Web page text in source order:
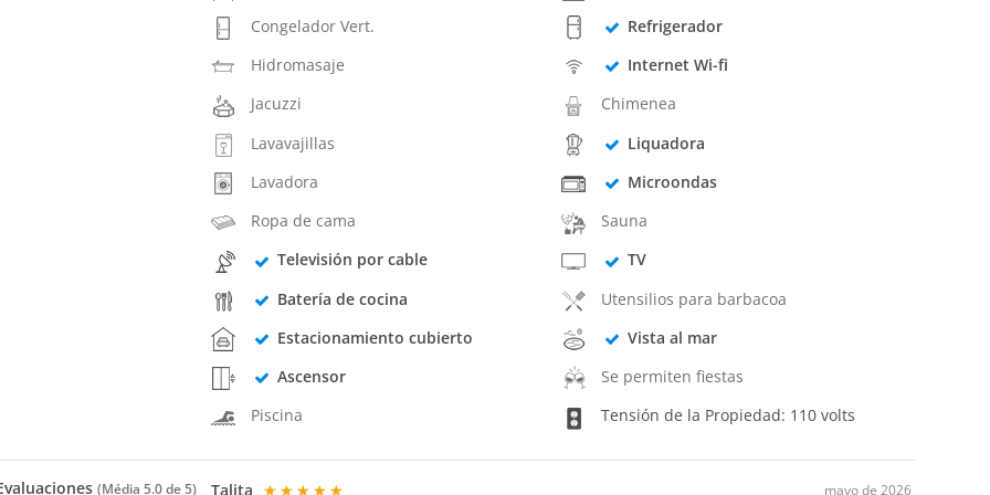
Congelador Vert.
Refrigerador
Hidromasaje
Internet Wi-fi
Jacuzzi
Chimenea
Lavavajillas
Liquadora
Lavadora
Microondas
Ropa de cama
Sauna
Televisión por cable
TV
Batería de cocina
Utensilios para barbacoa
Estacionamiento cubierto
Vista al mar
Ascensor
Se permiten fiestas
Piscina
Tensión de la Propiedad: 110 volts
(Média 5.0 de 5) mayo de 2026
Talita ★★★★★